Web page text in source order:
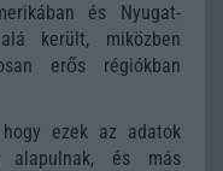
és Nyugat-
került, miközben
erős régiókban
ezek az adatok
alapulnak, és más